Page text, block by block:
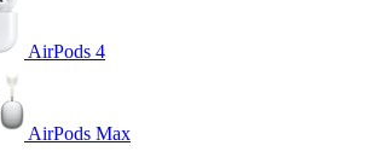
AirPods 4
AirPods Max